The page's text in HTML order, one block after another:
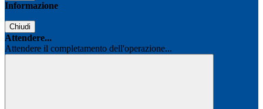
Informazione
Chiudi
Attendere...
Attendere il completamento dell'operazione...